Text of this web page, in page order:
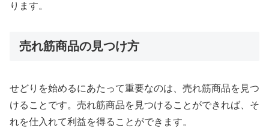
ります。
売れ筋商品の見つけ方
せどりを始めるにあたって重要なのは、売れ筋商品を見つ
けることです。売れ筋商品を見つけることができれば、そ
れを仕入れて利益を得ることができます。